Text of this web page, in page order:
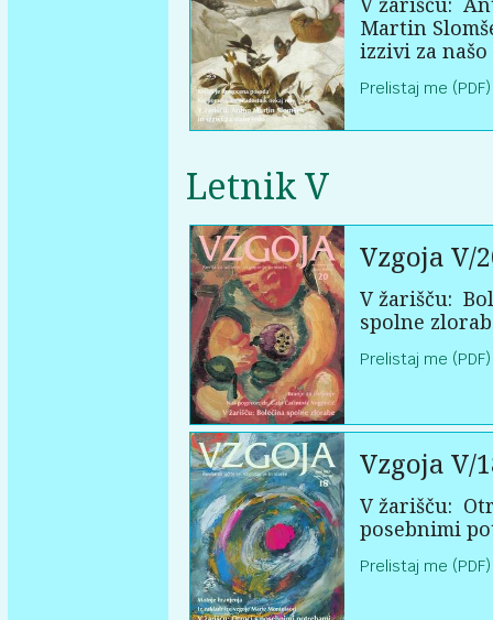
Martin
izzivi za našo
Prelistaj me (PDF)
Letnik V
Vzgoja V/
V žarišču:
spolne
Prelistaj me (PDF)
Vzgoja V/
V žarišču:
posebnimi
Prelistaj me (PDF)